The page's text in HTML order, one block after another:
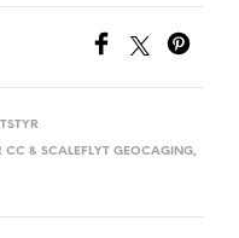
N
T
V
CC & SCALEFLYT GEOCAGING,